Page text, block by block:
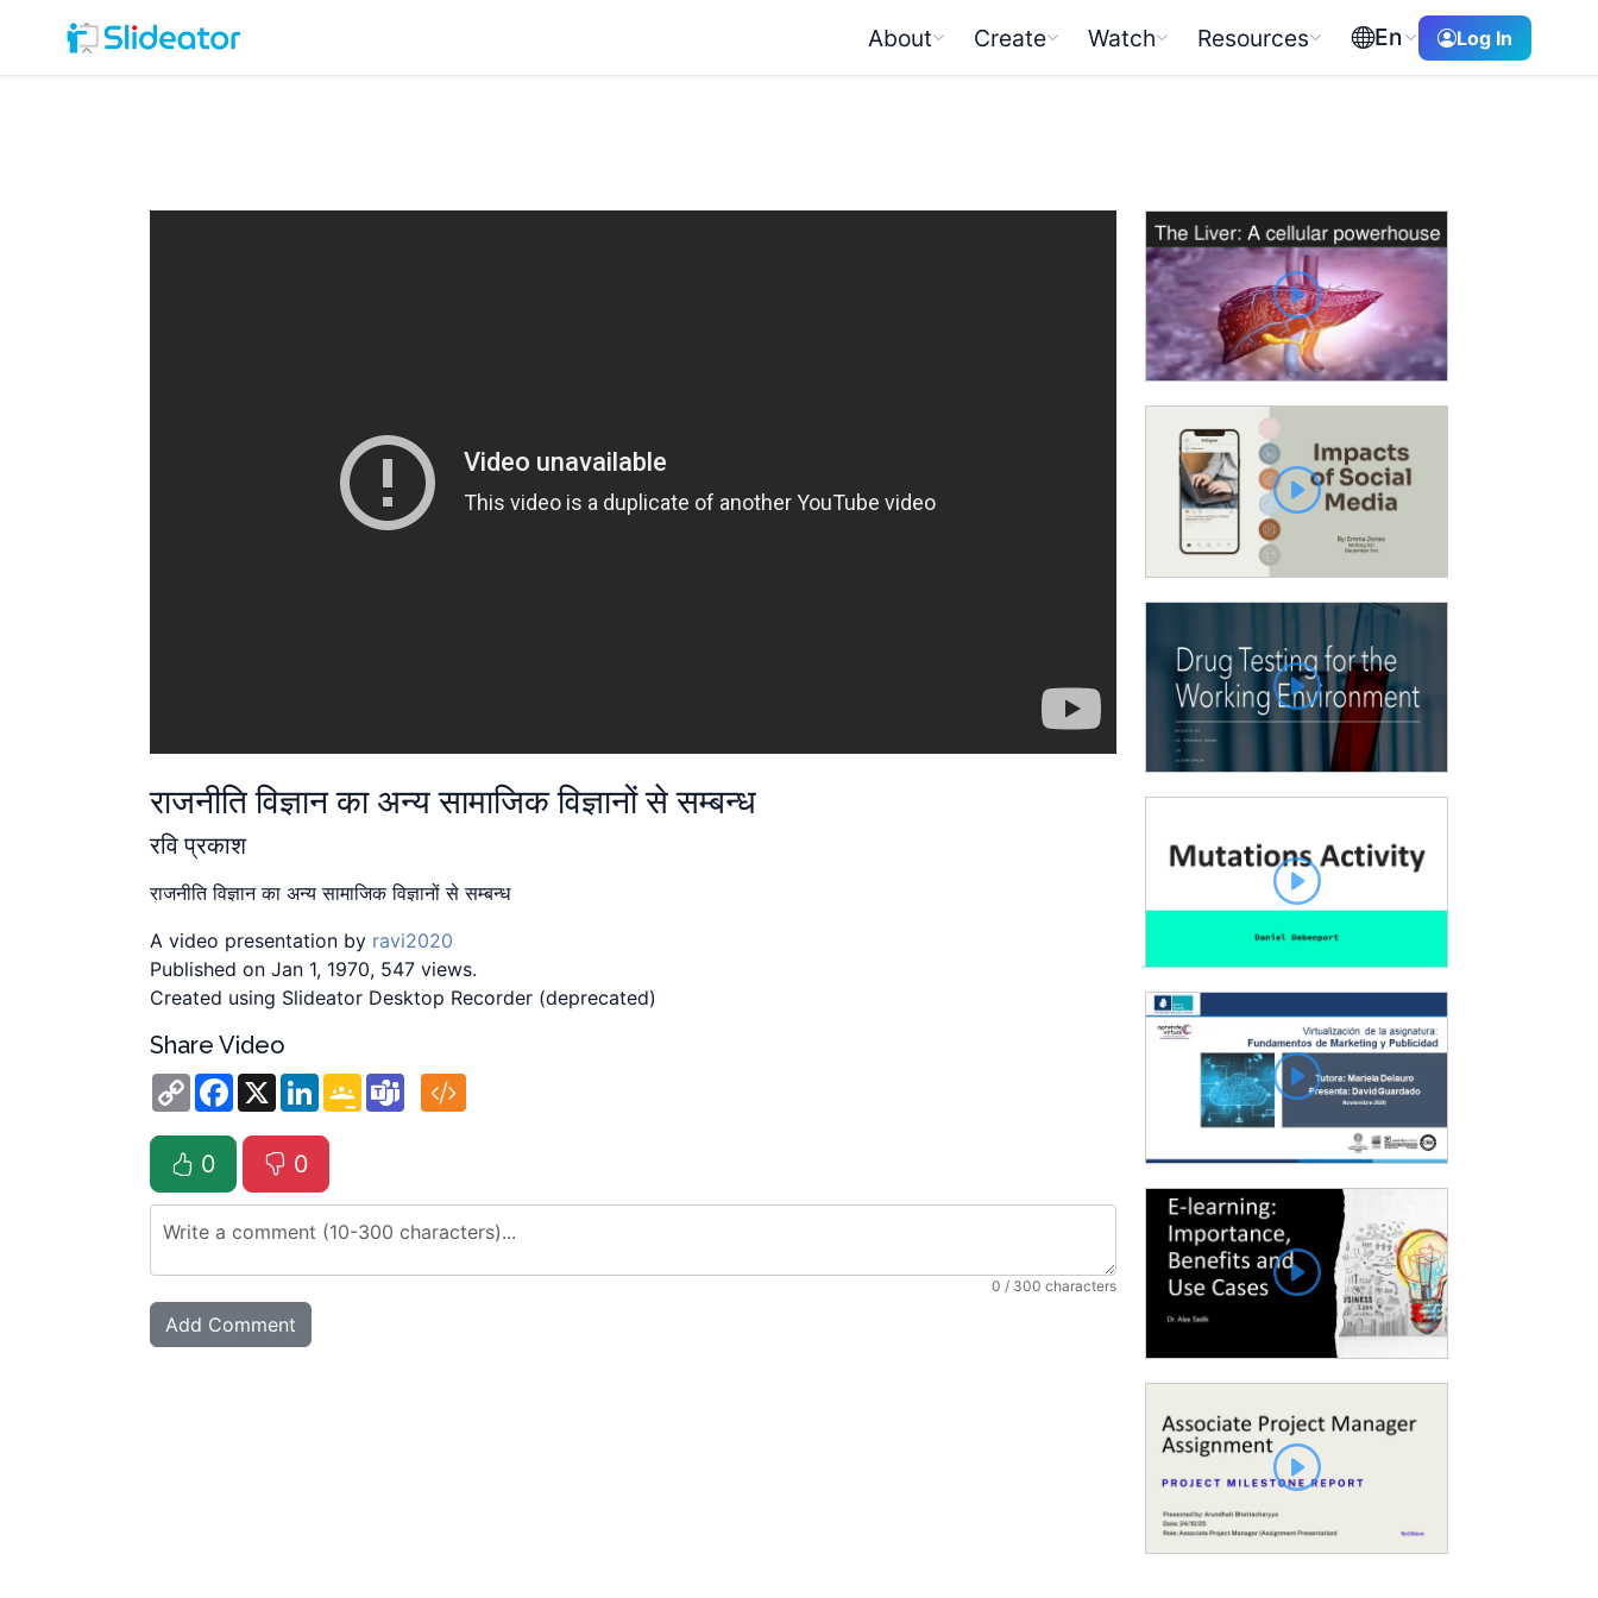
About Create Watch Resources En Log In
राजनीति विज्ञान का अन्य सामाजिक विज्ञानों से सम्बन्ध
रवि प्रकाश
राजनीति विज्ञान का अन्य सामाजिक विज्ञानों से सम्बन्ध
A video presentation by ravi2020
Published on Jan 1, 1970, 547 views.
Created using Slideator Desktop Recorder (deprecated)
Share Video
Copy
Link
Facebook
X LinkedInGoogle
Classroom
Teams
0 0
0 / 300 characters